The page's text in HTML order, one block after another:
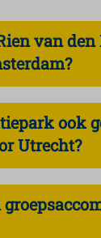
van den
ook
Utrecht?